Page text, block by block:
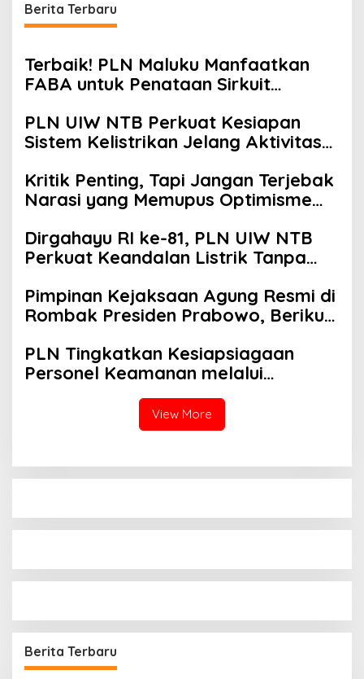
Berita Terbaru
Terbaik! PLN Maluku Manfaatkan
FABA untuk Penataan Sirkuit
PLN UIW NTB Perkuat Kesiapan
Sistem Kelistrikan Jelang Aktivitas
Kritik Penting, Tapi Jangan Terjebak
Narasi yang Memupus Optimisme
Dirgahayu RI ke-81, PLN UIW NTB
Perkuat Keandalan Listrik Tanpa
Pimpinan Kejaksaan Agung Resmi di
Rombak Presiden Prabowo, Berikut
PLN Tingkatkan Kesiapsiagaan
Personel Keamanan melalui
Pelatihan Penggunaan APAR
View More
Berita Terbaru